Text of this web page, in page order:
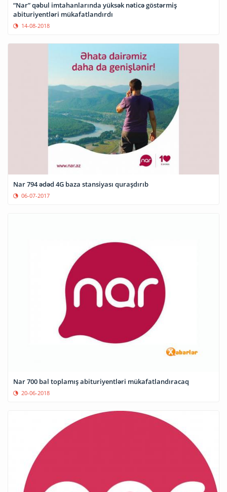
“Nar” qəbul imtahanlarında yüksək nəticə göstərmiş
abituriyentləri mükafatlandırdı
14-08-2018
Nar 794 ədəd 4G baza stansiyası quraşdırıb
06-07-2017
Nar 700 bal toplamış abituriyentləri mükafatlandıracaq
20-06-2018